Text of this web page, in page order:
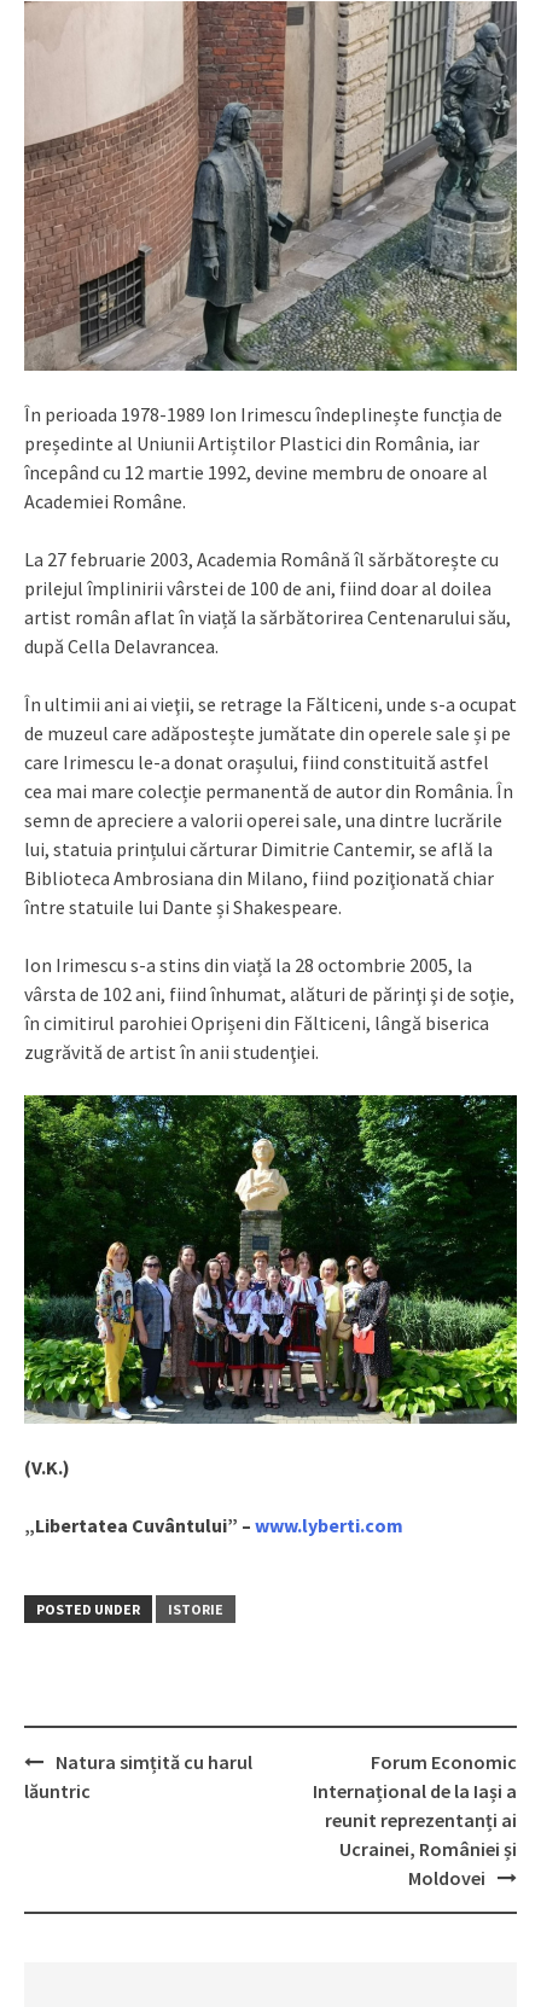
În perioada 1978-1989 Ion Irimescu îndeplinește funcția de
președinte al Uniunii Artiștilor Plastici din România, iar
începând cu 12 martie 1992, devine membru de onoare al
Academiei Române.
La 27 februarie 2003, Academia Română îl sărbătorește cu
prilejul împlinirii vârstei de 100 de ani, fiind doar al doilea
artist român aflat în viață la sărbătorirea Centenarului său,
după Cella Delavrancea.
În ultimii ani ai vieţii, se retrage la Fălticeni, unde s-a ocupat
de muzeul care adăpostește jumătate din operele sale și pe
care Irimescu le-a donat orașului, fiind constituită astfel
cea mai mare colecție permanentă de autor din România. În
semn de apreciere a valorii operei sale, una dintre lucrările
lui, statuia prințului cărturar Dimitrie Cantemir, se află la
Biblioteca Ambrosiana din Milano, fiind poziţionată chiar
între statuile lui Dante și Shakespeare.
Ion Irimescu s-a stins din viață la 28 octombrie 2005, la
vârsta de 102 ani, fiind înhumat, alături de părinţi şi de soţie,
în cimitirul parohiei Oprișeni din Fălticeni, lângă biserica
zugrăvită de artist în anii studenţiei.
(V.K.)
„Libertatea Cuvântului” – www.lyberti.com
POSTED UNDER ISTORIE
Post
Natura simțită cu harul
lăuntric
Forum Economic
Internațional de la Iași a
reunit reprezentanți ai
Ucrainei, României și
Moldovei